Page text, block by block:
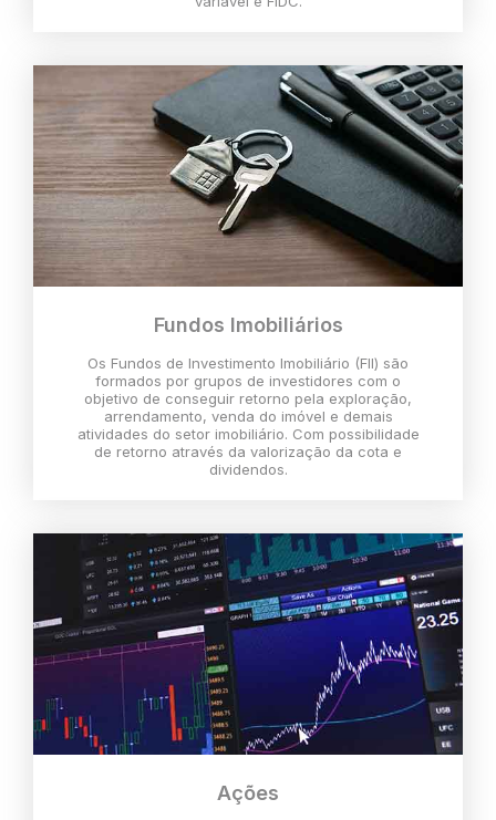
Fundos Imobiliários
Os Fundos de Investimento Imobiliário (FII) são
formados por grupos de investidores com o
objetivo de conseguir retorno pela exploração,
arrendamento, venda do imóvel e demais
atividades do setor imobiliário. Com possibilidade
de retorno através da valorização da cota e
dividendos.
Ações